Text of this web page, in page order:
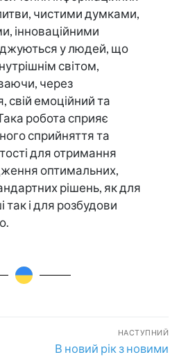
чистими думками,
інноваційними
у людей, що
світом,
через
емоційний та
робота сприяє
сприйняття та
для отримання
оптимальних,
рішень, як для
так і для розбудови
НАСТУПНИЙ
В новий рік з новими